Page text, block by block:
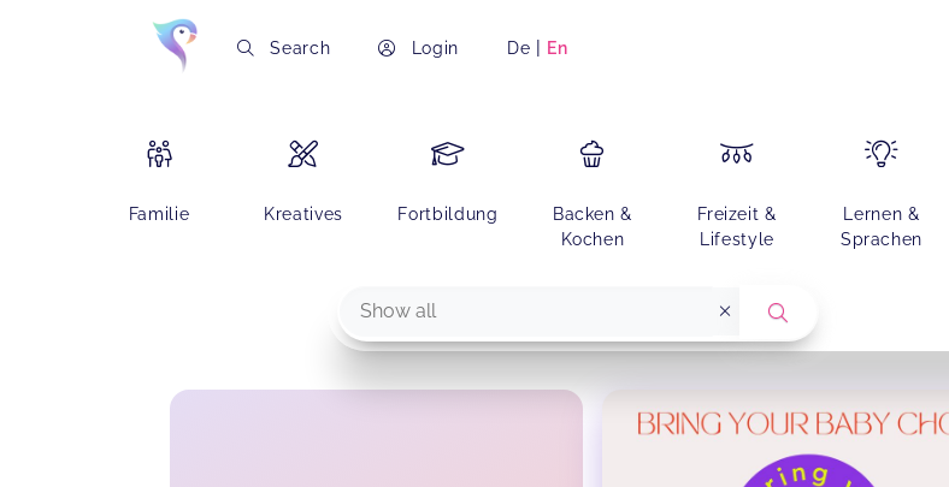
Search Login De | En
Familie Kreatives Fortbildung
Backen &
Kochen
Freizeit &
Lifestyle
Lernen &
Sprachen